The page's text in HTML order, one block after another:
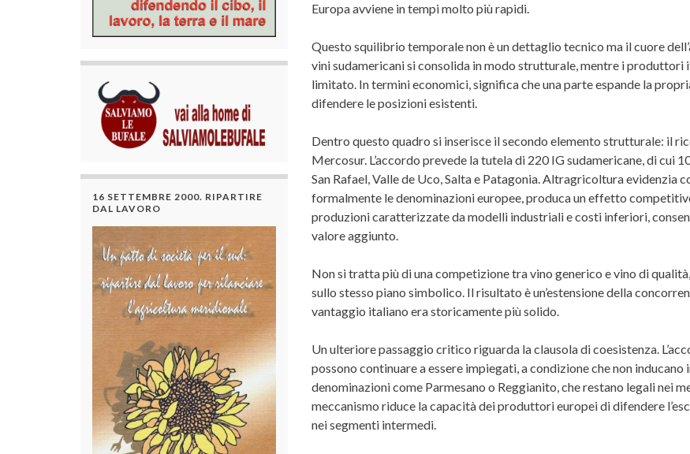
Europa avviene in tempi molto più rapidi.
Questo squilibrio temporale non è un dettaglio tecnico ma il cuore
vini sudamericani si consolida in modo strutturale, mentre i produttori
limitato. In termini economici, significa che una parte espande la
difendere le posizioni esistenti.
Dentro questo quadro si inserisce il secondo elemento strutturale: il
Mercosur. L’accordo prevede la tutela di 220 IG sudamericane, di cui
San Rafael, Valle de Uco, Salta e Patagonia. Altragricoltura evidenzia
formalmente le denominazioni europee, produca un effetto
produzioni caratterizzate da modelli industriali e costi inferiori,
valore aggiunto.
Non si tratta più di una competizione tra vino generico e vino di
sullo stesso piano simbolico. Il risultato è un’estensione della
vantaggio italiano era storicamente più solido.
Un ulteriore passaggio critico riguarda la clausola di coesistenza.
possono continuare a essere impiegati, a condizione che non
denominazioni come Parmesano o Reggianito, che restano legali nei
meccanismo riduce la capacità dei produttori europei di difendere
nei segmenti intermedi.
16 SETTEMBRE 2000. RIPARTIRE
DAL LAVORO